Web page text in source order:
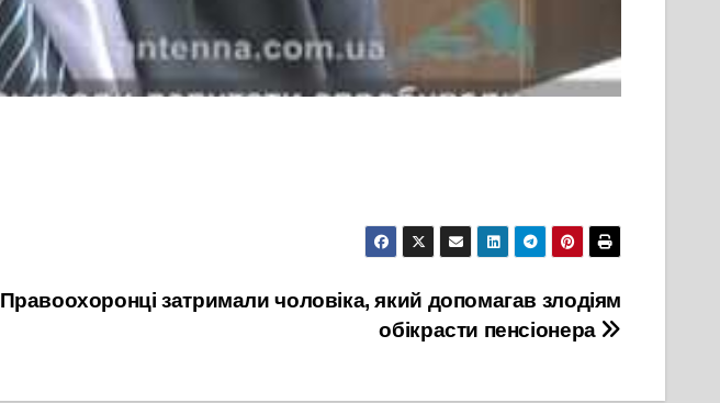
Правоохоронці затримали чоловіка, який допомагав злодіям
обікрасти пенсіонера